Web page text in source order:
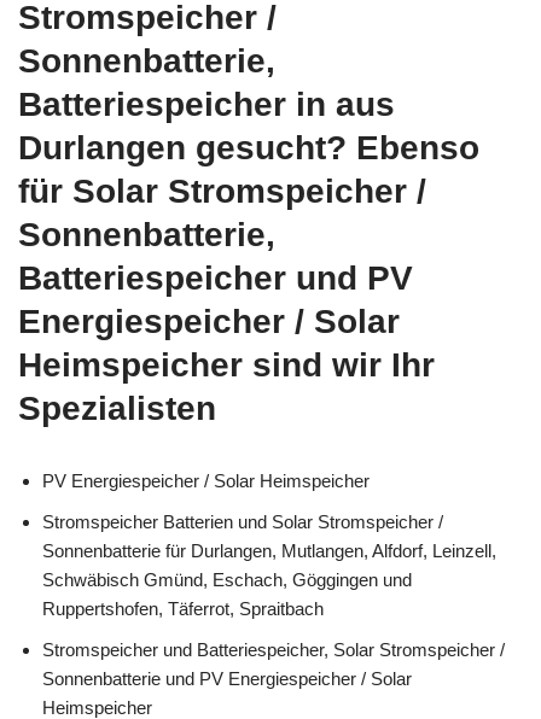
Stromspeicher /
Sonnenbatterie,
Batteriespeicher in aus
Durlangen gesucht? Ebenso
für Solar Stromspeicher /
Sonnenbatterie,
Batteriespeicher und PV
Energiespeicher / Solar
Heimspeicher sind wir Ihr
Spezialisten
PV Energiespeicher / Solar Heimspeicher
Stromspeicher Batterien und Solar Stromspeicher /
Sonnenbatterie für Durlangen, Mutlangen, Alfdorf, Leinzell,
Schwäbisch Gmünd, Eschach, Göggingen und
Ruppertshofen, Täferrot, Spraitbach
Stromspeicher und Batteriespeicher, Solar Stromspeicher /
Sonnenbatterie und PV Energiespeicher / Solar
Heimspeicher